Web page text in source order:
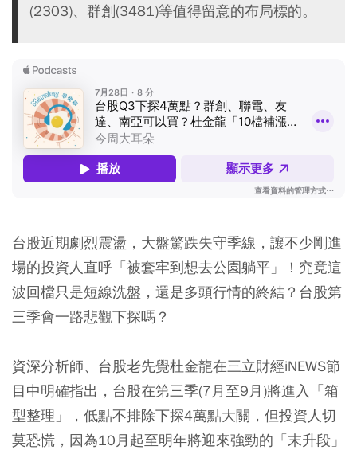
(2303)、群創(3481)等值得留意的布局標的。
台股近期劇烈震盪，大盤驚跌失守季線，讓不少剛進
場的投資人直呼「被套牢到想去公園躺平」！究竟這
波回檔只是短線洗盤，還是多頭行情的終結？台股第
三季會一路悲觀下探嗎？
資深分析師、台股老先覺杜金龍在三立財經iNEWS節
目中明確指出，台股在第三季(7月至9月)將進入「箱
型整理」，低點不排除下探4萬點大關，但投資人切
莫恐慌，因為10月起至明年將迎來強勁的「末升段」